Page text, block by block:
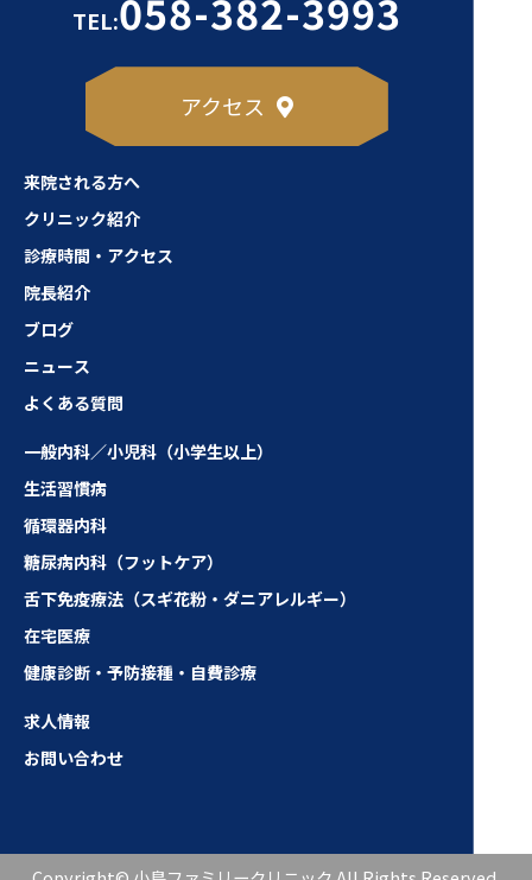
TEL:058-382-3993
アクセス
来院される方へ
クリニック紹介
診療時間・アクセス
院長紹介
ブログ
ニュース
よくある質問
一般内科／小児科（小学生以上）
生活習慣病
循環器内科
糖尿病内科（フットケア）
舌下免疫療法（スギ花粉・ダニアレルギー）
在宅医療
健康診断・予防接種・自費診療
求人情報
お問い合わせ